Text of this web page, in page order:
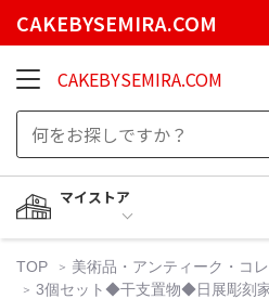
CAKEBYSEMIRA.COM
CAKEBYSEMIRA.COM
マイストア
TOP 美術品・アンティーク・コ
3個セット◆干支置物◆日展彫刻